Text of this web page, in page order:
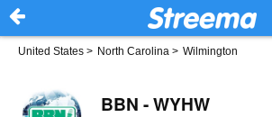
United States > North Carolina > Wilmington
BBN - WYHW